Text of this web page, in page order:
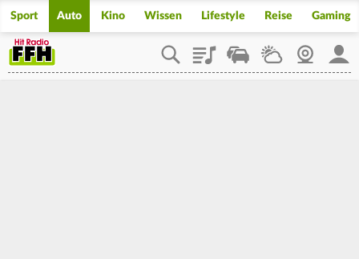
Sport Auto Kino Wissen Lifestyle Reise Gaming
PlaylistStaupilotWetterWebcam